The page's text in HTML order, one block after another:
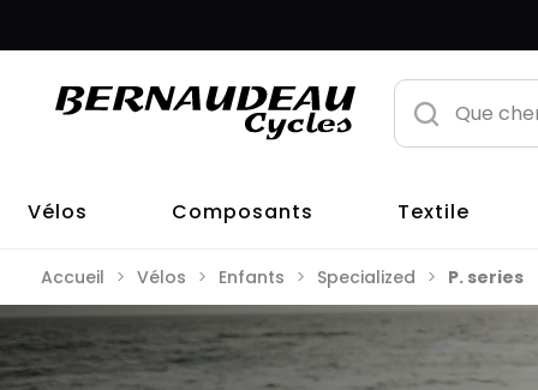
Vélos Composants Textile
Accueil Vélos Enfants Specialized P. series